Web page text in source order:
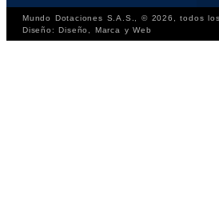
Mundo Dotaciones S.A.S., © 2026, todos
Diseño: Diseño, Marca y Web